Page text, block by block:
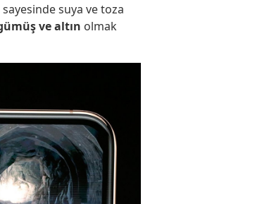
suya ve toza
ve altın olmak